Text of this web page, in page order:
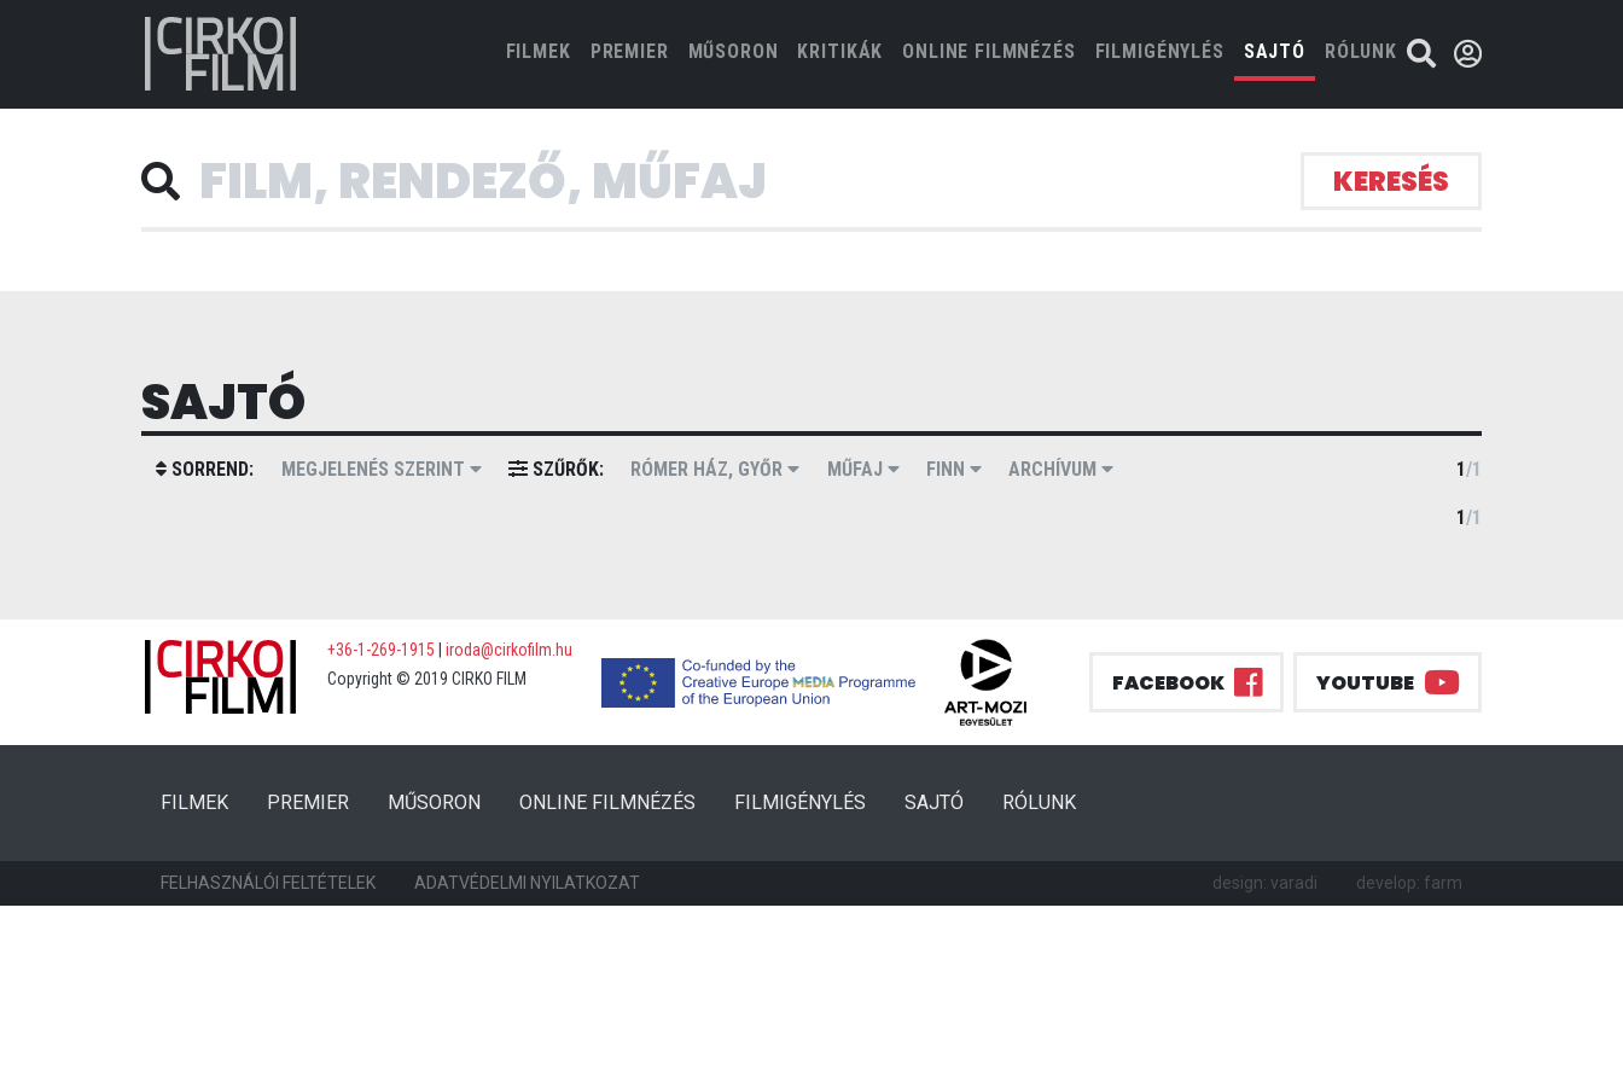
FILMEK(CURRENT)
PREMIER MŰSORON KRITIKÁK ONLINE FILMNÉZÉS FILMIGÉNYLÉS SAJTÓ RÓLUNK
KERESÉS
SAJTÓ
SORREND: MEGJELENÉS SZERINT SZŰRŐK: RÓMER HÁZ, GYŐR MŰFAJ FINN ARCHÍVUM 1/1
1/1
+36-1-269-1915
iroda@cirkofilm.hu
Copyright © 2019 CIRKO FILM
FACEBOOK YOUTUBE
FILMEK(CURRENT)
PREMIER (CURRENT)
MŰSORON ONLINE FILMNÉZÉS FILMIGÉNYLÉS SAJTÓ RÓLUNK
FELHASZNÁLÓI FELTÉTELEK ADATVÉDELMI NYILATKOZAT design: varadi develop: farm